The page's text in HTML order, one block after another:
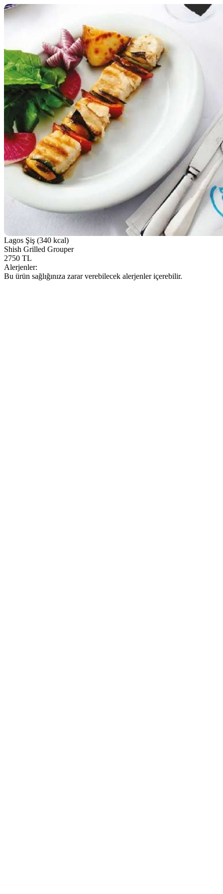
Lagos Şiş (340 kcal)
Shish Grilled Grouper
2750 TL
Alerjenler:
Bu ürün sağlığınıza zarar verebilecek alerjenler içerebilir.